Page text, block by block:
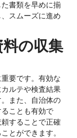
書類を早めに揃
スムーズに進め
の収集
要です。有効な
ルテや検査結果
また、自治体の
ことも有効で
することで正確
とができます。